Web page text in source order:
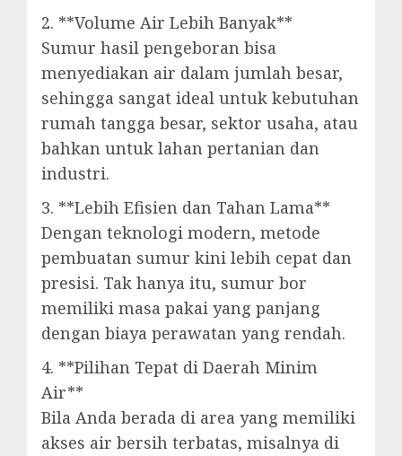
2. **Volume Air Lebih Banyak**
Sumur hasil pengeboran bisa
menyediakan air dalam jumlah besar,
sehingga sangat ideal untuk kebutuhan
rumah tangga besar, sektor usaha, atau
bahkan untuk lahan pertanian dan
industri.
3. **Lebih Efisien dan Tahan Lama**
Dengan teknologi modern, metode
pembuatan sumur kini lebih cepat dan
presisi. Tak hanya itu, sumur bor
memiliki masa pakai yang panjang
dengan biaya perawatan yang rendah.
4. **Pilihan Tepat di Daerah Minim
Air**
Bila Anda berada di area yang memiliki
akses air bersih terbatas, misalnya di